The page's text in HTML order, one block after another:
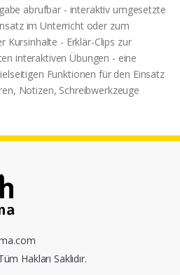
abrufbar - interaktiv umgesetzte
im Unterricht oder zum
Kursinhalte - Erklär-Clips zur
interaktiven Übungen - eine
Funktionen für den Einsatz
Notizen, Schreibwerkzeuge
Hakları Saklıdır.